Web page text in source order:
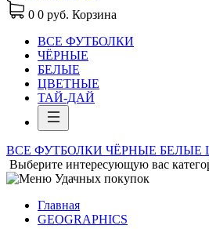
0 0 руб. Корзина
ВСЕ ФУТБОЛКИ
ЧЁРНЫЕ
БЕЛЫЕ
ЦВЕТНЫЕ
ТАЙ-ДАЙ
ВСЕ ФУТБОЛКИ ЧЁРНЫЕ БЕЛЫЕ
Выберите интересующую вас
Главная
GEOGRAPHICS